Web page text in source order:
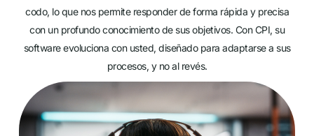
codo, lo que nos permite responder de forma rápida y precisa
con un profundo conocimiento de sus objetivos. Con CPI, su
software evoluciona con usted, diseñado para adaptarse a sus
procesos, y no al revés.